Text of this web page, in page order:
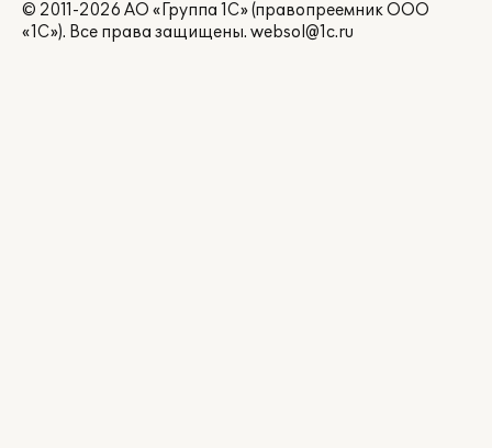
© 2011-2026 АО «Группа 1С» (правопреемник ООО
«1С»). Все права защищены. websol@1c.ru